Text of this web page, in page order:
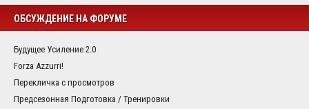
ОБСУЖДЕНИЕ НА ФОРУМЕ
Будущее Усиление 2.0
Forza Azzurri!
Перекличка с просмотров
Предсезонная Подготовка / Тренировки